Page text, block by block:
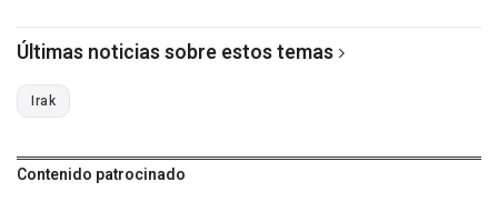
Últimas noticias sobre estos temas
Irak
Contenido patrocinado